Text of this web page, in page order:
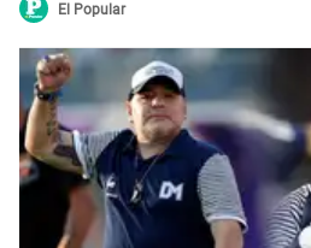
El Popular